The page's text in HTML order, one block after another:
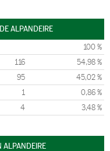
ALPANDEIRE
100 %
116 54,98 %
95 45,02 %
1 0,86 %
4 3,48 %
ALPANDEIRE